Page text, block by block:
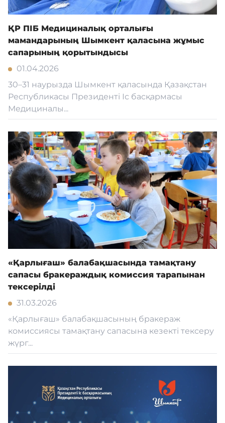
ҚР ПІБ Медициналық орталығы
мамандарының Шымкент қаласына жұмыс
сапарының қорытындысы
01.04.2026
30–31 наурызда Шымкент қаласында Қазақстан
Республикасы Президенті Іс басқармасы
Медициналы...
«Қарлығаш» балабақшасында тамақтану
сапасы бракераждық комиссия тарапынан
тексерілді
31.03.2026
«Қарлығаш» балабақшасының бракераж
комиссиясы тамақтану сапасына кезекті тексеру
жүрг...